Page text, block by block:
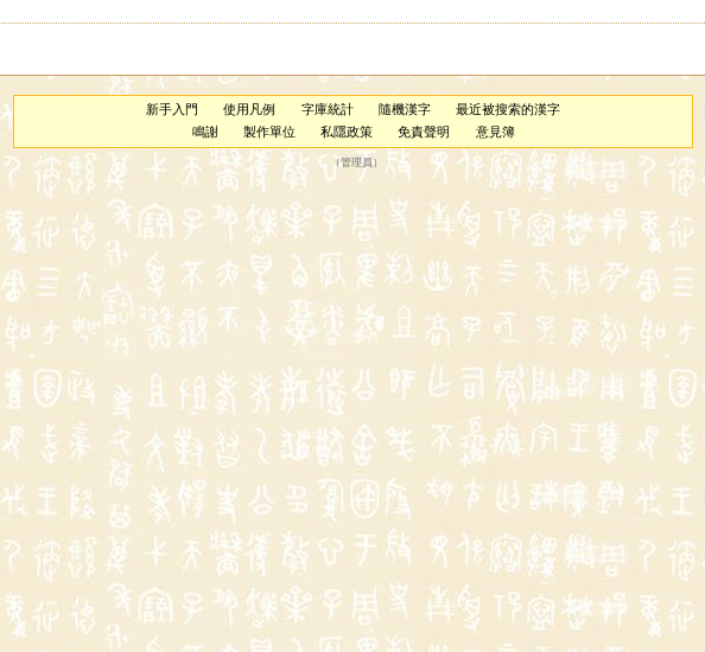
新手入門 使用凡例 字庫統計 隨機漢字
最近被搜索的漢字
鳴謝
製作單位 私隱政策 免責聲明 意見簿
（管理員）